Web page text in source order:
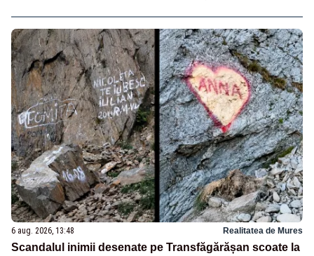
6 aug. 2026, 13:48 Realitatea de Mures
Scandalul inimii desenate pe Transfăgărășan scoate la